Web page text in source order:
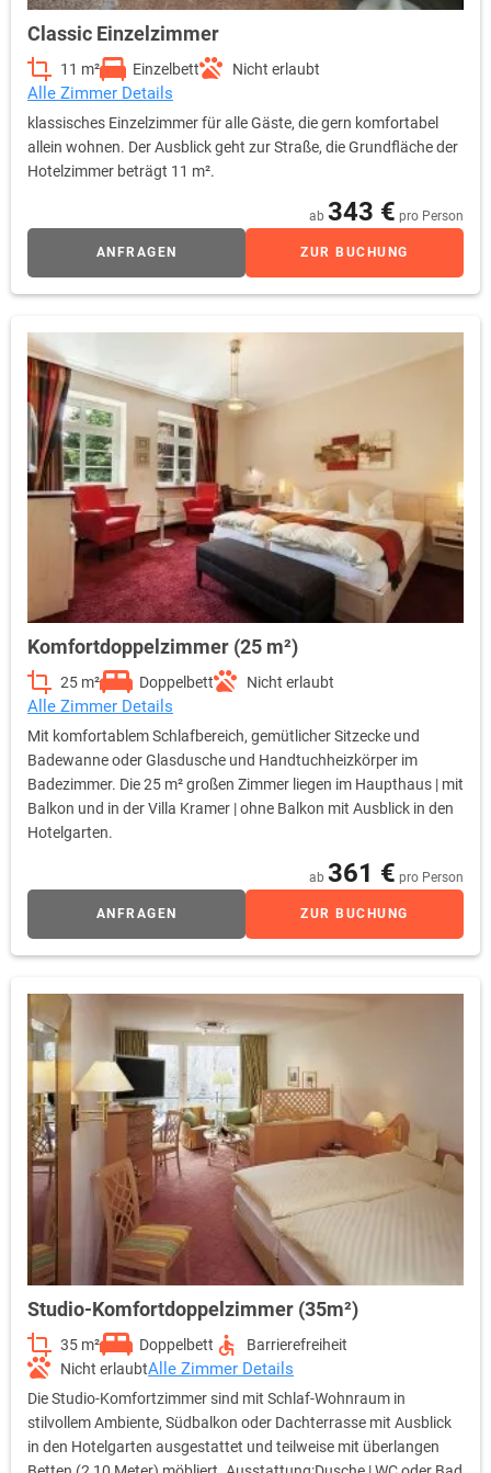
Classic Einzelzimmer
11 m² Einzelbett Nicht erlaubt
Alle Zimmer Details
klassisches Einzelzimmer für alle Gäste, die gern komfortabel
allein wohnen. Der Ausblick geht zur Straße, die Grundfläche der
Hotelzimmer beträgt 11 m².
ab 343 € pro Person
ANFRAGEN ZUR BUCHUNG
Komfortdoppelzimmer (25 m²)
25 m² Doppelbett Nicht erlaubt
Alle Zimmer Details
Mit komfortablem Schlafbereich, gemütlicher Sitzecke und
Badewanne oder Glasdusche und Handtuchheizkörper im
Badezimmer. Die 25 m² großen Zimmer liegen im Haupthaus | mit
Balkon und in der Villa Kramer | ohne Balkon mit Ausblick in den
Hotelgarten.
ab 361 € pro Person
ANFRAGEN ZUR BUCHUNG
Studio-Komfortdoppelzimmer (35m²)
35 m² Doppelbett
Barrierefreiheit
Nicht erlaubtAlle Zimmer Details
Die Studio-Komfortzimmer sind mit Schlaf-Wohnraum in
stilvollem Ambiente, Südbalkon oder Dachterrasse mit Ausblick
in den Hotelgarten ausgestattet und teilweise mit überlangen